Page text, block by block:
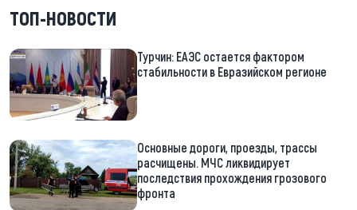
ТОП-НОВОСТИ
Турчин: ЕАЭС остается фактором
стабильности в Евразийском регионе
Основные дороги, проезды, трассы
расчищены. МЧС ликвидирует
последствия прохождения грозового
фронта